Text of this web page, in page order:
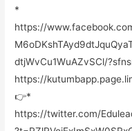
*
https://
dtjWvCu1WuAZvSCl/
https://
👉*
https://twitter.com/